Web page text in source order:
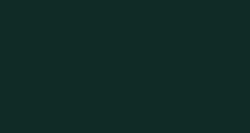
Barracuda 120, STAG W-02,